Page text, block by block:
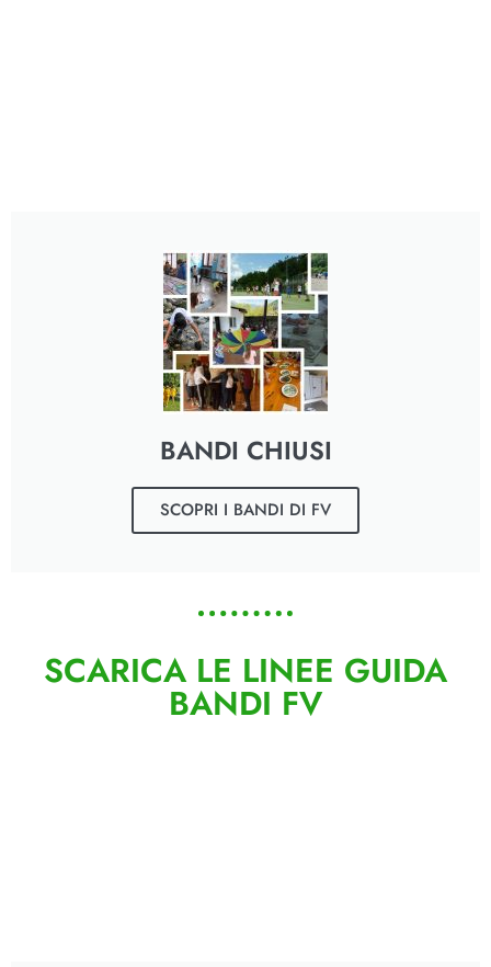
BANDI CHIUSI
SCOPRI I BANDI DI FV
SCARICA LE LINEE GUIDA
BANDI FV